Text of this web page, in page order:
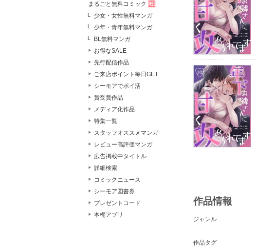
まるごと無料コミック
少女・女性無料マンガ
少年・青年無料マンガ
BL無料マンガ
お得なSALE
先行配信作品
ご来店ポイント毎日GET
シーモアでポイ活
賞受賞作品
メディア化作品
特集一覧
スタッフオススメマンガ
レビュー高評価マンガ
広告掲載中タイトル
詳細検索
コミックニュース
シーモア図書券
プレゼントコード
本棚アプリ
作品情報
ジャンル
作品タグ